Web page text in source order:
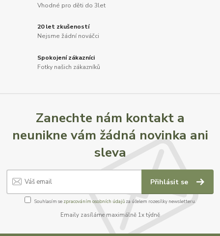
Vhodné pro děti do 3let
20 let zkušeností
Nejsme žádní nováčci
Spokojení zákazníci
Fotky našich zákazníků
Zanechte nám kontakt a
neunikne vám žádná novinka ani
sleva
Přihlásit se
Souhlasím se zpracováním osobních údajůza účelem rozesílky newsletteru.
Emaily zasíláme maximálně 1x týdně